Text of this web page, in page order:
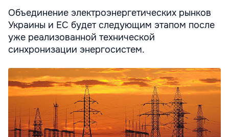
Объединение электроэнергетических рынков
Украины и ЕС будет следующим этапом после
уже реализованной технической
синхронизации энергосистем.